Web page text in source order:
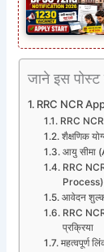
जाने इस पोस्ट
RRC NCR
RRC
शैक्षणिक
आयु सीमा
RRC
Process)
आवेदन
RRC
प्रक्रिया
महत्वपूर्ण